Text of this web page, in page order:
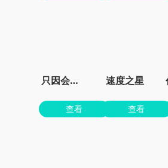
只因会打篮球
查看
速度之星
查看